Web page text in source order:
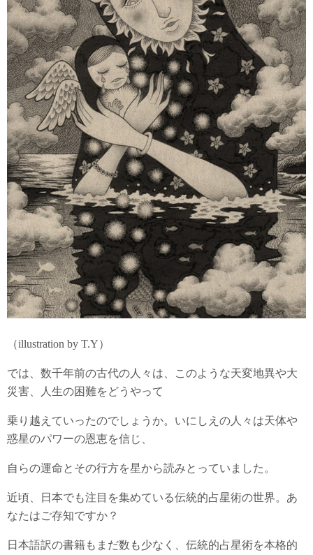
（illustration by T.Y）
では、数千年前の古代の人々は、このような天変地異や大
災害、人生の困難をどうやって
乗り越えていったのでしょうか。いにしえの人々は天体や
惑星のパワーの恩恵を信じ、
自らの運命とその行方を星から読みとっていました。
近頃、日本でも注目を集めている伝統的占星術の世界。あ
なたはご存知ですか？
日本語訳の書籍もまだ数も少なく、伝統的占星術を本格的